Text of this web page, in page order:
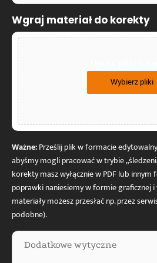
(NIE
wyrazów
ani
stron!)
Wgraj materiał do korekty
Wybierz pliki
Ważne:Prześlij plik w formacie
abyśmy mogli pracować w trybie
korekty masz wyłącznie w PDF lub
poprawki naniesiemy w formie graficznej
materiały możesz przesłać np. przez
podobne).
Wytyczne